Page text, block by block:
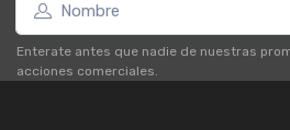
Enterate antes que nadie de nuestras
acciones comerciales.